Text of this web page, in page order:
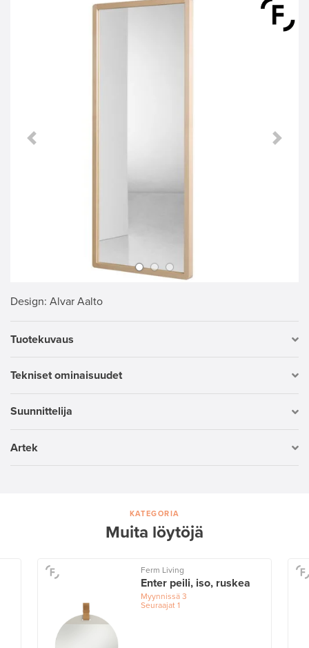
Previous Slide Next
Design: Alvar Aalto
Tuotekuvaus
Tekniset ominaisuudet
Suunnittelija
Artek
KATEGORIA
Muita löytöjä
Ferm Living
Enter peili, iso, ruskea
Myynnissä3
Seuraajat1